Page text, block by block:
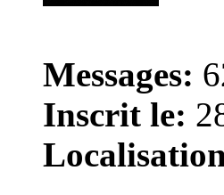
Messages:
Inscrit le: